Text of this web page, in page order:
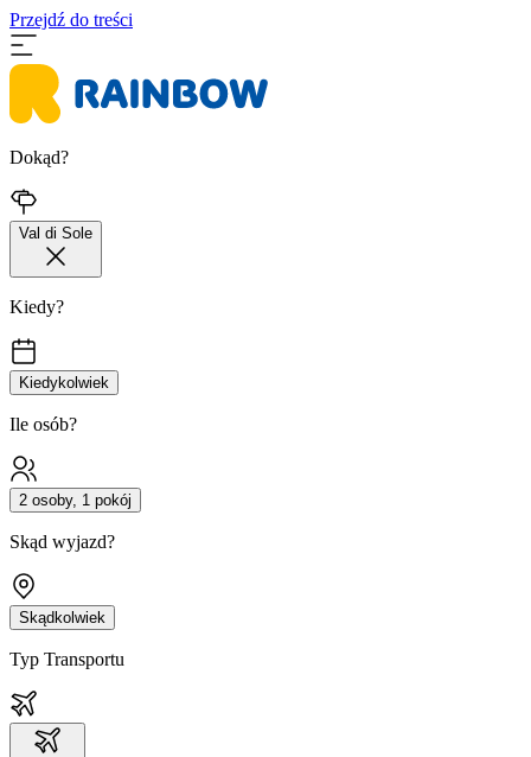
Przejdź do treści
Dokąd?
Val di Sole
Kiedy?
Kiedykolwiek
Ile osób?
2 osoby, 1 pokój
Skąd wyjazd?
Skądkolwiek
Typ Transportu